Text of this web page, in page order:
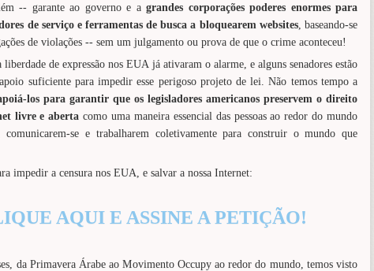
-- garante ao governo e agrandes corporações poderes enormes para
de serviço e ferramentas de busca a bloquearem websites, baseando-se
de violações -- sem um julgamento ou prova de que o crime aconteceu!
liberdade de expressão nos EUA já ativaram o alarme, e alguns senadores estão
suficiente para impedir esse perigoso projeto de lei. Não temos tempo a
los para garantir que os legisladores americanos preservem o direito
livre e abertacomo uma maneira essencial das pessoas ao redor do mundo
comunicarem-se e trabalharem coletivamente para construir o mundo que
impedir a censura nos EUA, e salvar a nossa Internet:
AQUI E ASSINE A PETIÇÃO!
da Primavera Árabe ao Movimento Occupy ao redor do mundo, temos visto